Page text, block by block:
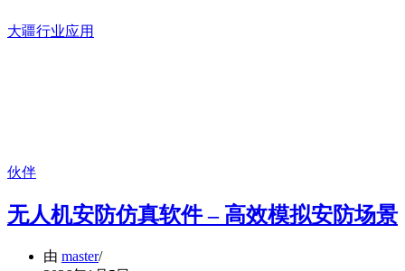
大疆行业应用
伙伴
无人机安防仿真软件 – 高效模拟安防场景
由 master